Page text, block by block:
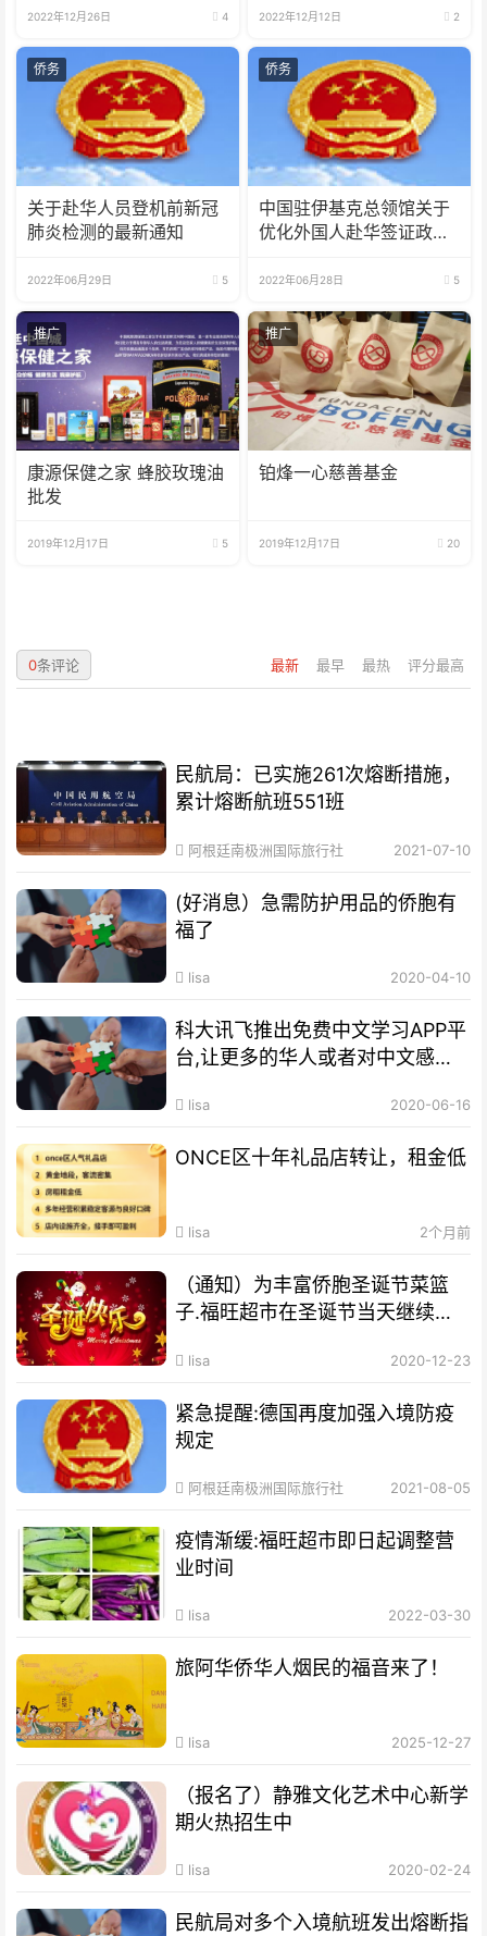
2022年12月26日 4 2022年12月12日 2
侨务
关于赴华人员登机前新冠
肺炎检测的最新通知
2022年06月29日 5
侨务
中国驻伊基克总领馆关于
优化外国人赴华签证政策
2022年06月28日 5
推广
康源保健之家 蜂胶玫瑰油
批发
2019年12月17日 5
推广
铂烽一心慈善基金
2019年12月17日 20
最新 最早 最热 评分最高
0条评论
民航局：已实施261次熔断措施，
累计熔断航班551班
阿根廷南极洲国际旅行社 2021-07-10
(好消息）急需防护用品的侨胞有
福了
lisa 2020-04-10
科大讯飞推出免费中文学习APP平
台,让更多的华人或者对中文感兴
lisa 2020-06-16
ONCE区十年礼品店转让，租金低
lisa 2个月前
（通知）为丰富侨胞圣诞节菜篮
子.福旺超市在圣诞节当天继续营
lisa 2020-12-23
紧急提醒:德国再度加强入境防疫
规定
阿根廷南极洲国际旅行社 2021-08-05
疫情渐缓:福旺超市即日起调整营
业时间
lisa 2022-03-30
旅阿华侨华人烟民的福音来了！
lisa 2025-12-27
（报名了）静雅文化艺术中心新学
期火热招生中
lisa 2020-02-24
民航局对多个入境航班发出熔断指